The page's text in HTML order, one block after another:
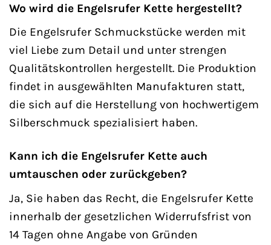
Wo wird die Engelsrufer Kette hergestellt?
Die Engelsrufer Schmuckstücke werden mit
viel Liebe zum Detail und unter strengen
Qualitätskontrollen hergestellt. Die Produktion
findet in ausgewählten Manufakturen statt,
die sich auf die Herstellung von hochwertigem
Silberschmuck spezialisiert haben.
Kann ich die Engelsrufer Kette auch
umtauschen oder zurückgeben?
Ja, Sie haben das Recht, die Engelsrufer Kette
innerhalb der gesetzlichen Widerrufsfrist von
14 Tagen ohne Angabe von Gründen